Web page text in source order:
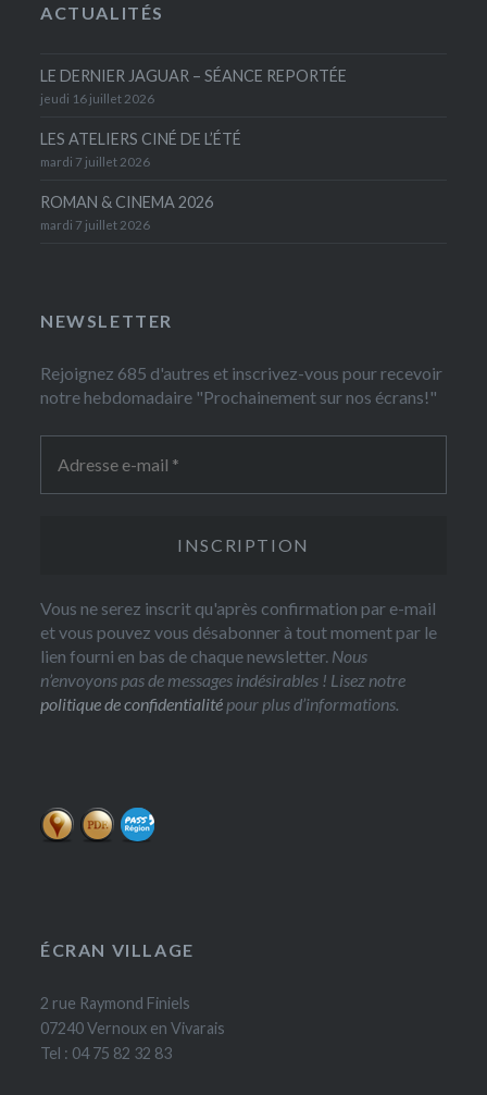
ACTUALITÉS
LE DERNIER JAGUAR – SÉANCE REPORTÉE
jeudi 16 juillet 2026
LES ATELIERS CINÉ DE L’ÉTÉ
mardi 7 juillet 2026
ROMAN & CINEMA 2026
mardi 7 juillet 2026
NEWSLETTER
Rejoignez 685 d'autres et inscrivez-vous pour recevoir
notre hebdomadaire "Prochainement sur nos écrans!"
Vous ne serez inscrit qu'après confirmation par e-mail
et vous pouvez vous désabonner à tout moment par le
lien fourni en bas de chaque newsletter. Nous
n’envoyons pas de messages indésirables ! Lisez notre
politique de confidentialité pour plus d’informations.
ÉCRAN VILLAGE
2 rue Raymond Finiels
07240 Vernoux en Vivarais
Tel : 04 75 82 32 83